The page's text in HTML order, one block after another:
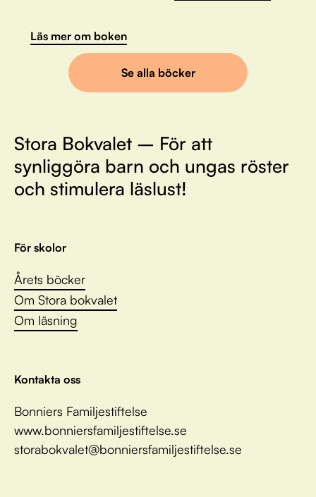
Läs mer om boken
Se alla böcker
Stora Bokvalet – För att
synliggöra barn och ungas röster
och stimulera läslust!
För skolor
Årets böcker
Om Stora bokvalet
Om läsning
Kontakta oss
Bonniers Familjestiftelse
www.bonniersfamiljestiftelse.se
storabokvalet@bonniersfamiljestiftelse.se